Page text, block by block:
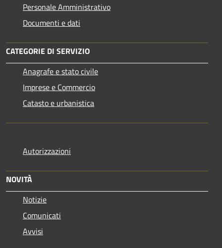
Personale Amministrativo
Documenti e dati
CATEGORIE DI SERVIZIO
Anagrafe e stato civile
Imprese e Commercio
Catasto e urbanistica
Autorizzazioni
NOVITÀ
Notizie
Comunicati
Avvisi